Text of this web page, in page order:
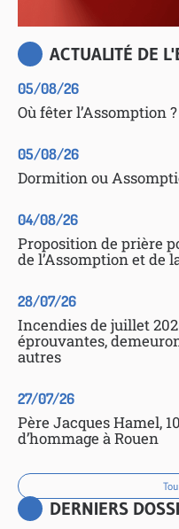
ACTUALITÉ DE
05/08/26
Où fêter l’Assomption ?
05/08/26
Dormition ou
04/08/26
Proposition de prière
de l’Assomption et de
28/07/26
Incendies de juillet
éprouvantes,
autres
27/07/26
Père Jacques Hamel,
d’hommage à Rouen
DERNIERS